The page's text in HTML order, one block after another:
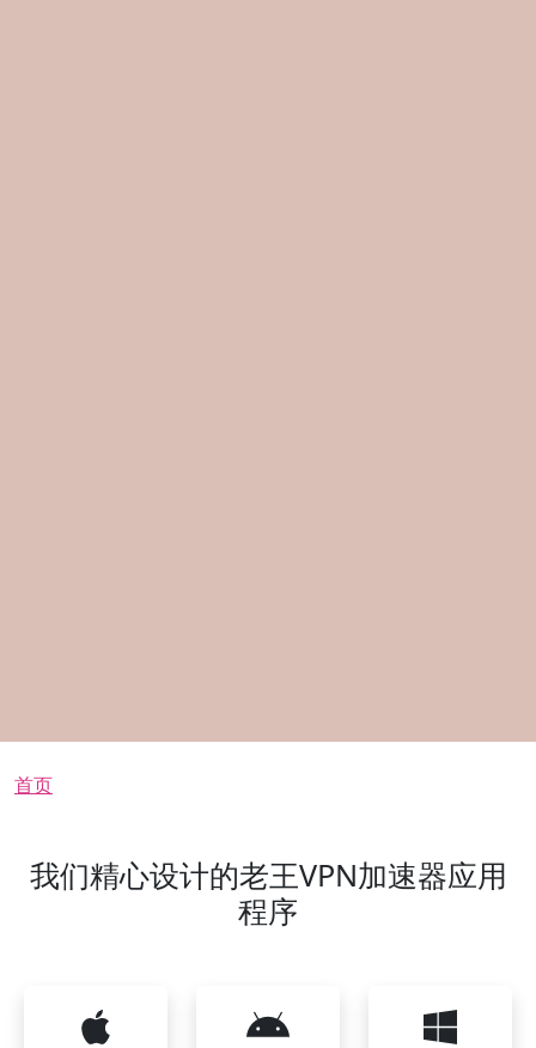
面包屑
首页
我们精心设计的老王VPN加速器应用
程序